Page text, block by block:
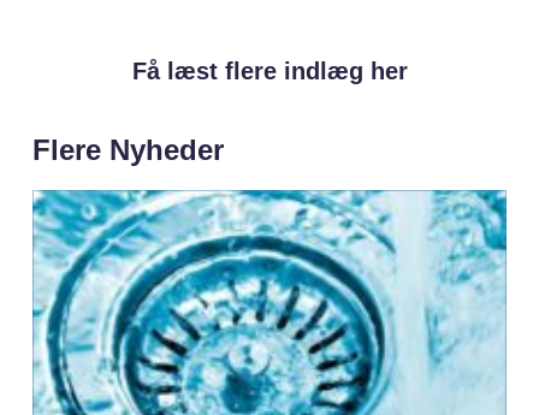
Få læst flere indlæg her
Flere Nyheder